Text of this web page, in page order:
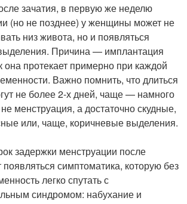
зачатия, в первую же неделю
(но не позднее) у женщины может не
низ живота, но и появляться
Причина — имплантация
она протекает примерно при каждой
Важно помнить, что длиться
не более 2-х дней, чаще — намного
менструация, а достаточно скудные,
или, чаще, коричневые выделения.
задержки менструации после
симптоматика, которую без
легко спутать с
синдромом: набухание и